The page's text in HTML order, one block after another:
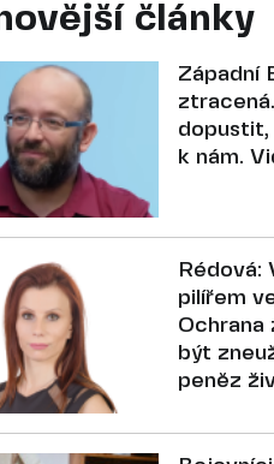
články
Západní
dopustit,
k nám.
Rédová:
pilířem
Ochrana
být
peněz